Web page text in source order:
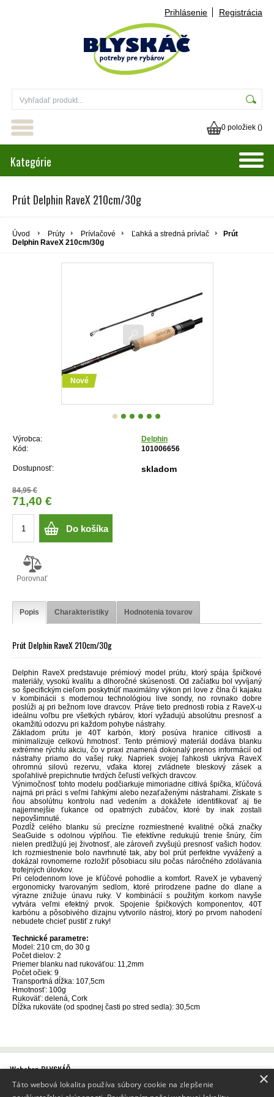
Prihlásenie Registrácia
0 položiek ()
Kategórie
Prút Delphin RaveX 210cm/30g
Úvod Prúty Prívlačové Ľahká a stredná prívlač
Prút
Delphin RaveX 210cm/30g
Nové
Výrobca:
Delphin
Kód:
101006656
Dostupnosť: skladom
84,95 €
71,40 €
Do košíka
Porovnať
Popis Charakteristiky Hodnotenia tovarov
Prút Delphin RaveX 210cm/30g
Delphin RaveX predstavuje prémiový model prútu, ktorý spája špičkové
materiály, vysokú kvalitu a dlhoročné skúsenosti. Od začiatku bol vyvíjaný
so špecifickým cieľom poskytnúť maximálny výkon pri love z člna či kajaku
v kombinácii s modernou technológiou live sondy, no rovnako dobre
poslúži aj pri bežnom love dravcov. Práve tieto prednosti robia z RaveX-u
ideálnu voľbu pre všetkých rybárov, ktorí vyžadujú absolútnu presnosť a
okamžitú odozvu pri každom pohybe nástrahy.
Základom prútu je 40T karbón, ktorý posúva hranice citlivosti a
minimalizuje celkovú hmotnosť. Tento prémiový materiál dodáva blanku
extrémne rýchlu akciu, čo v praxi znamená dokonalý prenos informácií od
nástrahy priamo do vašej ruky. Napriek svojej ľahkosti ukrýva RaveX
ohromnú silovú rezervu, vďaka ktorej zvládnete bleskový zásek a
spoľahlivé prepichnutie tvrdých čeľustí veľkých dravcov.
Výnimočnosť tohto modelu podčiarkuje mimoriadne citlivá špička, kľúčová
najmä pri práci s veľmi ľahkými alebo nezaťaženými nástrahami. Získate s
ňou absolútnu kontrolu nad vedením a dokážete identifikovať aj tie
najjemnejšie ťukance od opatrných zubáčov, ktoré by inak zostali
nepovšimnuté.
Pozdĺž celého blanku sú precízne rozmiestnené kvalitné očká značky
SeaGuide s odolnou výplňou. Tie efektívne redukujú trenie šnúry, čím
nielen predlžujú jej životnosť, ale zároveň zvyšujú presnosť vašich hodov.
Ich rozmiestnenie bolo navrhnuté tak, aby bol prút perfektne vyvážený a
dokázal rovnomerne rozložiť pôsobiacu silu počas náročného zdolávania
trofejných úlovkov.
Pri celodennom love je kľúčové pohodlie a komfort. RaveX je vybavený
ergonomicky tvarovaným sedlom, ktoré prirodzene padne do dlane a
výrazne znižuje únavu ruky. V kombinácií s použitým korkom navyše
vytvára veľmi efektný prvok. Spojenie špičkových komponentov, 40T
karbónu a pôsobivého dizajnu vytvorilo nástroj, ktorý po prvom nahodení
nebudete chcieť pustiť z ruky!
Technické parametre:
Model: 210 cm, do 30 g
Počet dielov: 2
Priemer blanku nad rukoväťou: 11,2mm
Počet očiek: 9
Transportná dĺžka: 107,5cm
Hmotnosť: 100g
Rukoväť: delená, Cork
Dĺžka rukoväte (od spodnej časti po stred sedla): 30,5cm
Webshop BLYSKÁČ
Všeobecné obchodné podmienky
Reklamačný poriadok
×
Táto webová lokalita používa súbory cookie na zlepšenie